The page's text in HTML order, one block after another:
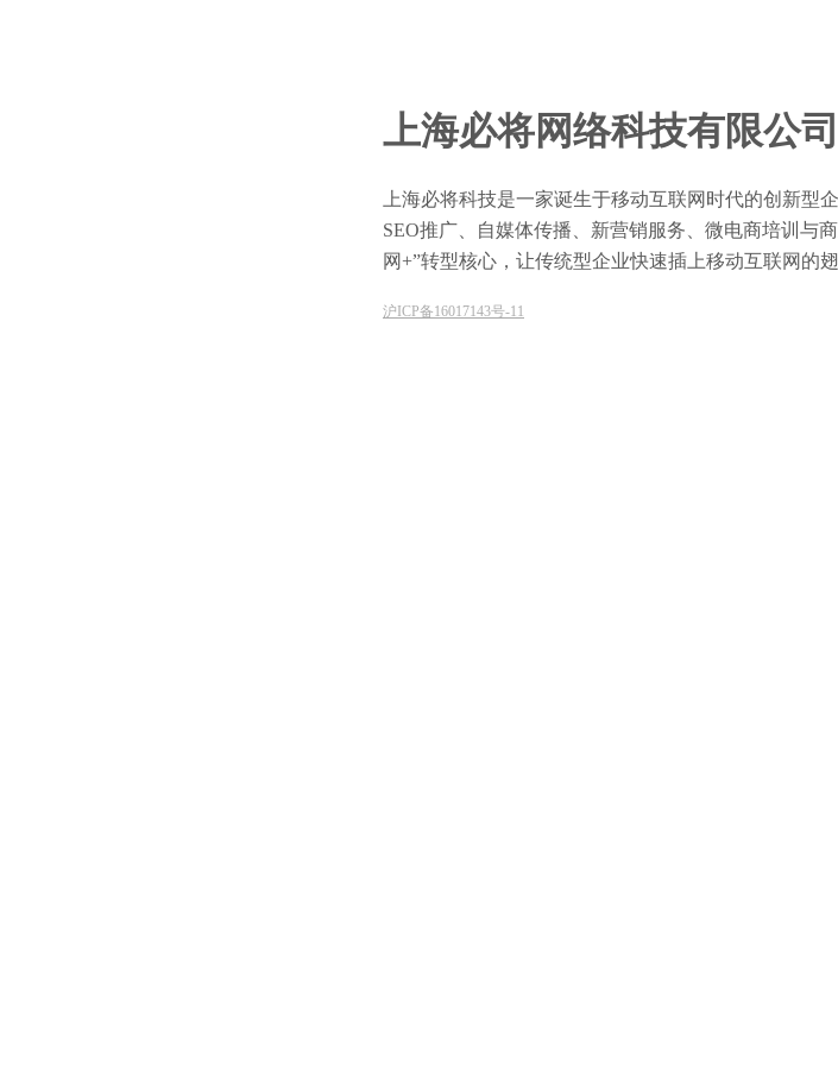
上海必将网络科技有限公司
上海必将科技是一家诞生于移动互联网时代的创新型
SEO推广、自媒体传播、新营销服务、微电商培训与
网+”转型核心，让传统型企业快速插上移动互联网的
沪ICP备16017143号-11